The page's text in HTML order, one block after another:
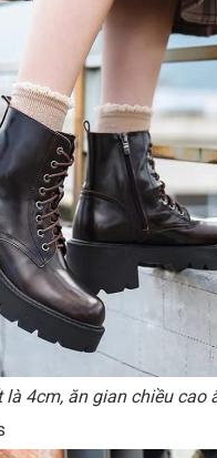
4cm, ăn gian chiều cao